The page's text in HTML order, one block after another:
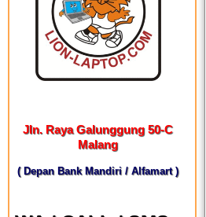
Jln. Raya Galunggung 50-C
Malang
( Depan Bank Mandiri / Alfamart )